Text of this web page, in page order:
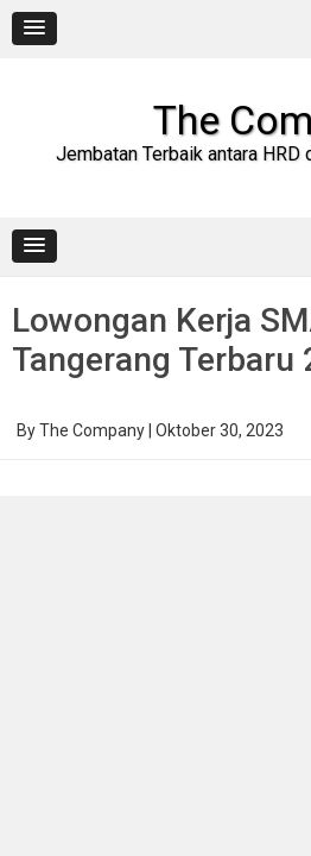
content
The
Jembatan Terbaik antara
Lowongan Kerja
Tangerang Terbaru
ByThe Company Oktober 30, 2023